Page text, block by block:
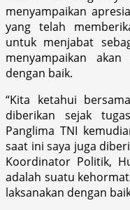
menyampaikan
yang telah
untuk menjabat
menyampaikan
dengan baik.
“Kita ketahui
diberikan sejak
Panglima TNI
saat ini saya juga
Koordinator Politik,
adalah suatu
laksanakan dengan